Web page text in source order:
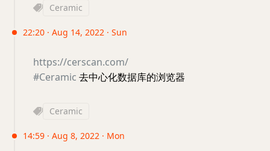
Ceramic
22:20 · Aug 14, 2022 · Sun
https://cerscan.com/
#Ceramic 去中心化数据库的浏览器
Ceramic
14:59 · Aug 8, 2022 · Mon